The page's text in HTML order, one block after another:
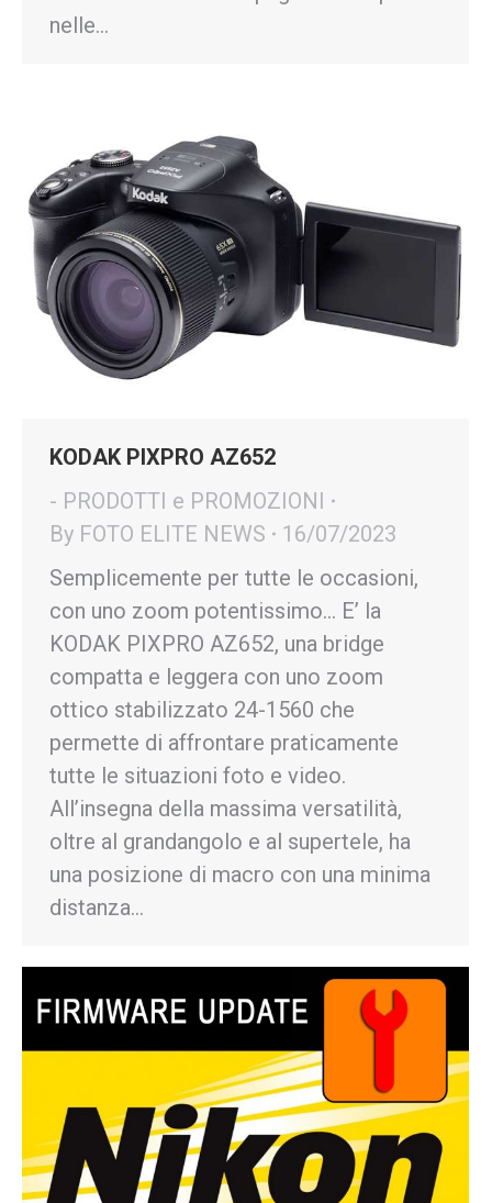
nelle…
KODAK PIXPRO AZ652
- PRODOTTI e PROMOZIONI
By FOTO ELITE NEWS
16/07/2023
Semplicemente per tutte le occasioni,
con uno zoom potentissimo… E’ la
KODAK PIXPRO AZ652, una bridge
compatta e leggera con uno zoom
ottico stabilizzato 24-1560 che
permette di affrontare praticamente
tutte le situazioni foto e video.
All’insegna della massima versatilità,
oltre al grandangolo e al supertele, ha
una posizione di macro con una minima
distanza…